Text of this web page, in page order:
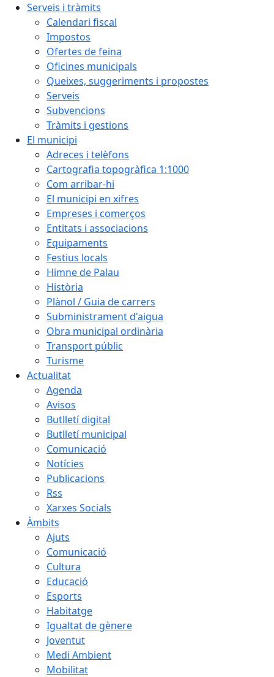
Serveis i tràmits
Calendari fiscal
Impostos
Ofertes de feina
Oficines municipals
Queixes, suggeriments i propostes
Serveis
Subvencions
Tràmits i gestions
El municipi
Adreces i telèfons
Cartografia topogràfica 1:1000
Com arribar-hi
El municipi en xifres
Empreses i comerços
Entitats i associacions
Equipaments
Festius locals
Himne de Palau
Història
Plànol / Guia de carrers
Subministrament d'aigua
Obra municipal ordinària
Transport públic
Turisme
Actualitat
Agenda
Avisos
Butlletí digital
Butlletí municipal
Comunicació
Notícies
Publicacions
Rss
Xarxes Socials
Àmbits
Ajuts
Comunicació
Cultura
Educació
Esports
Habitatge
Igualtat de gènere
Joventut
Medi Ambient
Mobilitat